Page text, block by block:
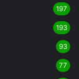
197
193
93
77